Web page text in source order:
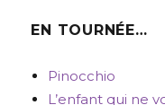
EN TOURNÉE…
Pinocchio
L’enfant qui ne